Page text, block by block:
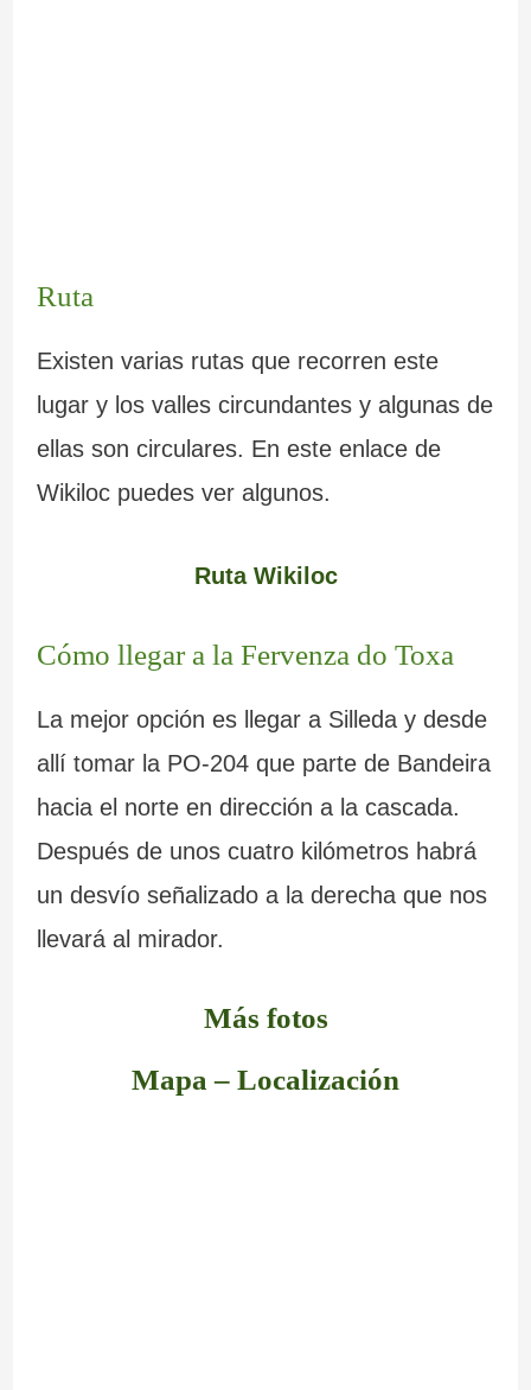
Ruta
Existen varias rutas que recorren este
lugar y los valles circundantes y algunas de
ellas son circulares. En este enlace de
Wikiloc puedes ver algunos.
Ruta Wikiloc
Cómo llegar a la Fervenza do Toxa
La mejor opción es llegar a Silleda y desde
allí tomar la PO-204 que parte de Bandeira
hacia el norte en dirección a la cascada.
Después de unos cuatro kilómetros habrá
un desvío señalizado a la derecha que nos
llevará al mirador.
Más fotos
Mapa – Localización